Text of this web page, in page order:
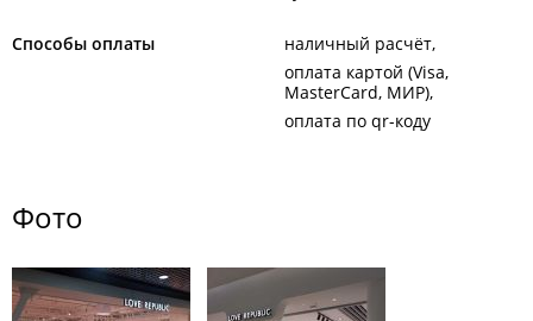
Способы оплаты
наличный расчёт
оплата картой (Visa,
MasterCard, МИР)
оплата по qr-коду
Фото